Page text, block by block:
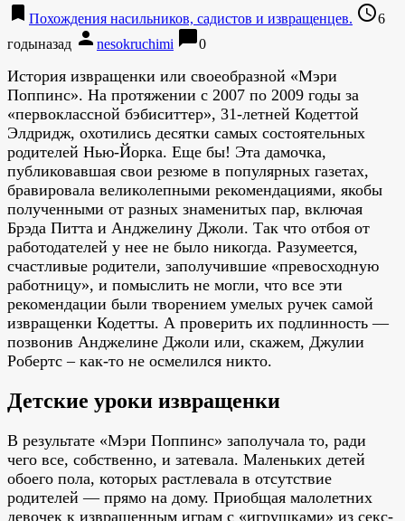
bookmark Похождения насильников, садистов и извращенцев. access_time6
годыназад person nesokruchimi chat_bubble0
История извращенки или своеобразной «Мэри
Поппинс». На протяжении с 2007 по 2009 годы за
«первоклассной бэбиситтер», 31-летней Кодеттой
Элдридж, охотились десятки самых состоятельных
родителей Нью-Йорка. Еще бы! Эта дамочка,
публиковавшая свои резюме в популярных газетах,
бравировала великолепными рекомендациями, якобы
полученными от разных знаменитых пар, включая
Брэда Питта и Анджелину Джоли. Так что отбоя от
работодателей у нее не было никогда. Разумеется,
счастливые родители, заполучившие «превосходную
работницу», и помыслить не могли, что все эти
рекомендации были творением умелых ручек самой
извращенки Кодетты. А проверить их подлинность —
позвонив Анджелине Джоли или, скажем, Джулии
Робертс – как-то не осмелился никто.
Детские уроки извращенки
В результате «Мэри Поппинс» заполучала то, ради
чего все, собственно, и затевала. Маленьких детей
обоего пола, которых растлевала в отсутствие
родителей — прямо на дому. Приобщая малолетних
девочек к извращенным играм с «игрушками» из секс-